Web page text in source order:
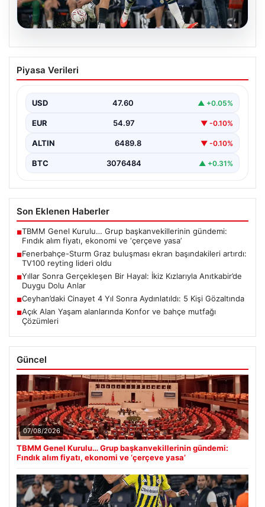
06.08.2026
Fenerbahçe-Sturm Graz buluşması
ekran başındakileri artırdı: TV100
Şampiyonlar Ligi 3. Ön Eleme Turu ilk ayağında
Piyasa Verileri
USD 47.60 ▲ +0.05%
EUR 54.97 ▼ -0.10%
ALTIN 6489.8 ▼ -0.10%
BTC 3076484 ▲ +0.31%
Son Eklenen Haberler
■TBMM Genel Kurulu… Grup başkanvekillerinin gündemi:
Fındık alım fiyatı, ekonomi ve ‘çerçeve yasa’
■Fenerbahçe-Sturm Graz buluşması ekran başındakileri artırdı:
TV100 reyting lideri oldu
■Yıllar Sonra Gerçekleşen Bir Hayal: İkiz Kızlarıyla Anıtkabir’de
Duygu Dolu Anlar
■Ceyhan’daki Cinayet 4 Yıl Sonra Aydınlatıldı: 5 Kişi Gözaltında
■Açık Alan Yaşam alanlarında Konfor ve bahçe mutfağı
Çözümleri
Güncel
07/08/2026
TBMM Genel Kurulu… Grup başkanvekillerinin gündemi:
Fındık alım fiyatı, ekonomi ve ‘çerçeve yasa’